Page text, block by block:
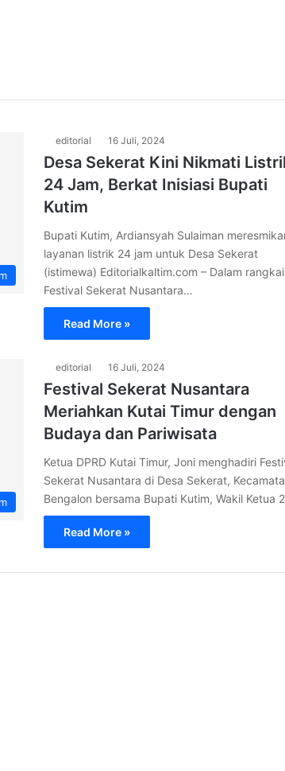
editorial 16 Juli, 2024
Desa Sekerat Kini Nikmati
24 Jam, Berkat Inisiasi Bupati
Kutim
Bupati Kutim, Ardiansyah Sulaiman
layanan listrik 24 jam untuk Desa Sekerat
(istimewa) Editorialkaltim.com – Dalam
Festival Sekerat Nusantara…
Read More »
editorial 16 Juli, 2024
Festival Sekerat Nusantara
Meriahkan Kutai Timur dengan
Budaya dan Pariwisata
Ketua DPRD Kutai Timur, Joni menghadiri
Sekerat Nusantara di Desa Sekerat,
Bengalon bersama Bupati Kutim, Wakil Ketua
Read More »